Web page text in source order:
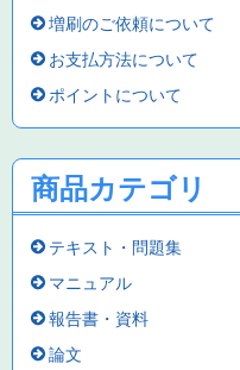
増刷のご依頼について
お支払方法について
ポイントについて
商品カテゴリ
テキスト・問題集
マニュアル
報告書・資料
論文